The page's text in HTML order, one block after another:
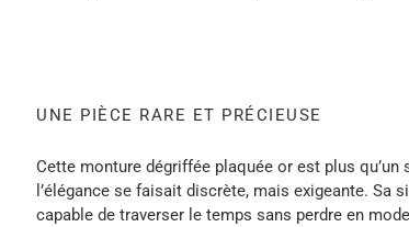
UNE PIÈCE RARE ET PRÉCIEUSE
Cette monture dégriffée plaquée or est plus
l’élégance se faisait discrète, mais exigeante. Sa
capable de traverser le temps sans perdre en